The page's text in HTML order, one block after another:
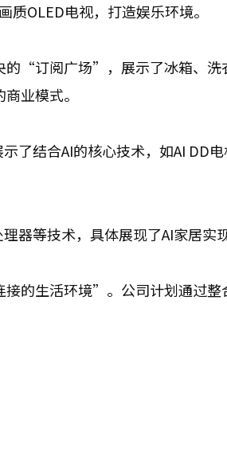
OLED电视，打造娱乐环境。
“订阅广场”，展示了冰箱、洗
业模式。
结合AI的核心技术，如AI DD
器等技术，具体展现了AI家居实
的生活环境”。公司计划通过整